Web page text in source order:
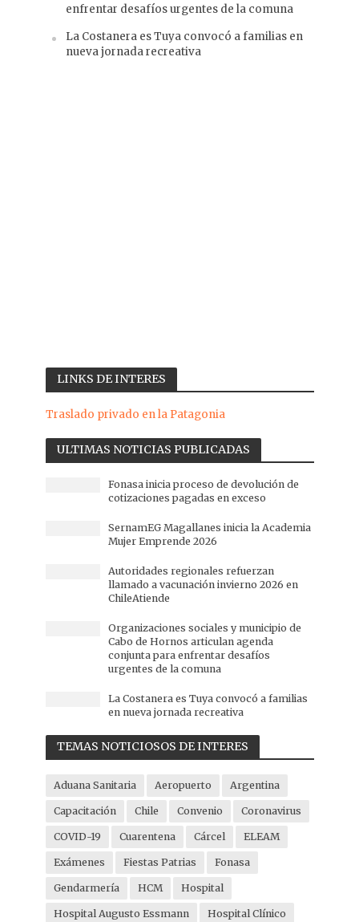
enfrentar desafíos urgentes de la comuna
La Costanera es Tuya convocó a familias en
nueva jornada recreativa
LINKS DE INTERES
Traslado privado en la Patagonia
ULTIMAS NOTICIAS PUBLICADAS
Fonasa inicia proceso de devolución de
cotizaciones pagadas en exceso
SernamEG Magallanes inicia la Academia
Mujer Emprende 2026
Autoridades regionales refuerzan
llamado a vacunación invierno 2026 en
ChileAtiende
Organizaciones sociales y municipio de
Cabo de Hornos articulan agenda
conjunta para enfrentar desafíos
urgentes de la comuna
La Costanera es Tuya convocó a familias
en nueva jornada recreativa
TEMAS NOTICIOSOS DE INTERES
Aduana Sanitaria Aeropuerto Argentina
Capacitación Chile Convenio Coronavirus
COVID-19 Cuarentena Cárcel ELEAM
Exámenes Fiestas Patrias Fonasa
Gendarmería HCM Hospital
Hospital Augusto Essmann Hospital Clínico